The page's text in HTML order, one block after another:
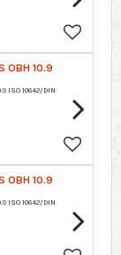
Lagre
OBH 10.9
ISO 10642/DIN
Lagre
OBH 10.9
ISO 10642/DIN